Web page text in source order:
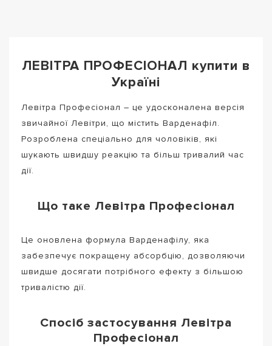
ЛЕВІТРА ПРОФЕСІОНАЛ купити в
Україні
Левітра Професіонал – це удосконалена версія
звичайної Левітри, що містить Варденафіл.
Розроблена спеціально для чоловіків, які
шукають швидшу реакцію та більш тривалий час
дії.
Що таке Левітра Професіонал
Це оновлена формула Варденафілу, яка
забезпечує покращену абсорбцію, дозволяючи
швидше досягати потрібного ефекту з більшою
тривалістю дії.
Спосіб застосування Левітра
Професіонал